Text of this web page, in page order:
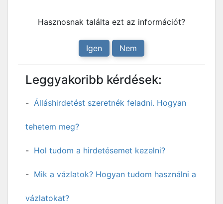
Hasznosnak találta ezt az információt?
Igen Nem
Leggyakoribb kérdések:
Álláshirdetést szeretnék feladni. Hogyan
tehetem meg?
Hol tudom a hirdetésemet kezelni?
Mik a vázlatok? Hogyan tudom használni a
vázlatokat?